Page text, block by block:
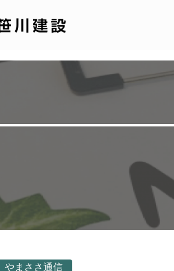
やまささ通信